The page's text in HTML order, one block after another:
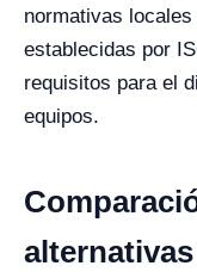
normativas
establecidas por
requisitos para el
equipos.
alternativas